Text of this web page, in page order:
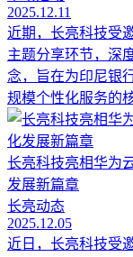
2025.12.11
近期，长亮科技受
主题分享环节，深
念，旨在为印尼银
规模个性化服务的
长亮科技亮相华为
发展新篇章
长亮动态
2025.12.05
近日，长亮科技受